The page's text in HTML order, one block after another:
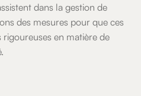
dans la gestion de
des mesures pour que ces
en matière de